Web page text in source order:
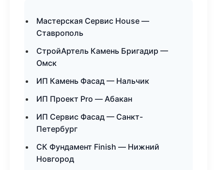
Мастерская Сервис House —
Ставрополь
СтройАртель Камень Бригадир —
Омск
ИП Камень Фасад — Нальчик
ИП Проект Pro — Абакан
ИП Сервис Фасад — Санкт-
Петербург
СК Фундамент Finish — Нижний
Новгород